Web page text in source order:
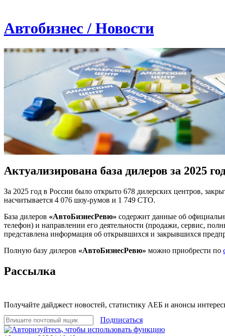
Автобизнес / Новости
Актуализирована база дилеров за 2025
За 2025 год в России было открыто 678 дилерских центров,
насчитывается 4 076 шоу-румов и 1 749 СТО.
База дилеров «АвтоБизнесРевю» содержит данные об
телефон) и направлении его деятельности (продажи, сервис,
представлена информация об открывшихся и закрывшихся
Полную базу дилеров «АвтоБизнесРевю» можно приобрести по
Рассылка
Получайте дайджест новостей, статистику АЕБ и анонсы
Подписаться